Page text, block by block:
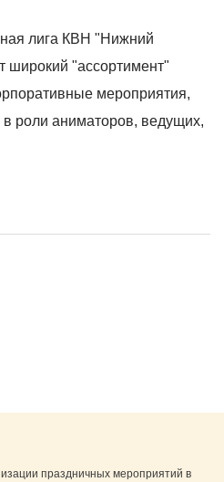
лига КВН "Нижний
широкий "ассортимент"
мероприятия,
роли аниматоров, ведущих,
праздничных мероприятий в